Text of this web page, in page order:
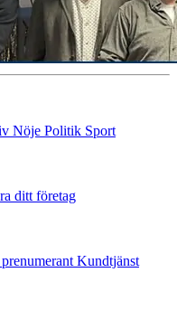
Nöje Politik Sport
ditt företag
Kundtjänst